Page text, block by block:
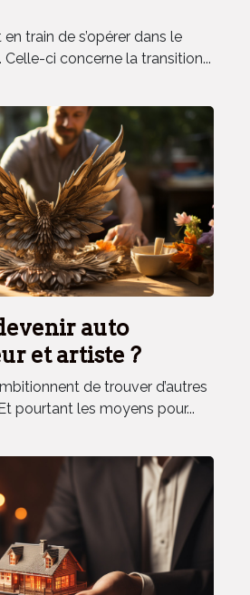
train de s’opérer dans le
ci concerne la transition...
auto
et artiste ?
de trouver d’autres
pourtant les moyens pour...